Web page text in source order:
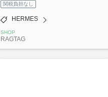
関税負担なし
HERMES
SHOP
RAGTAG